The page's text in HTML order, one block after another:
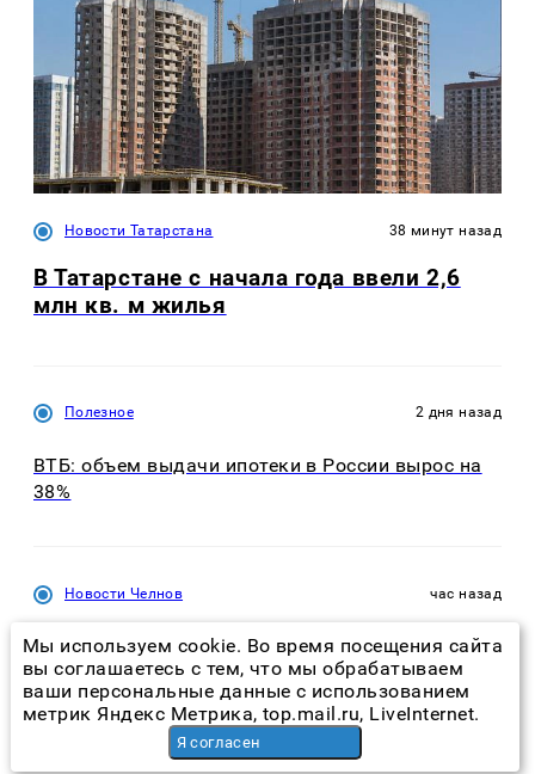
Новости Татарстана 38 минут назад
В Татарстане с начала года ввели 2,6
млн кв. м жилья
Полезное 2 дня назад
ВТБ: объем выдачи ипотеки в России вырос на
38%
Новости Челнов час назад
В Челнах мужчина пострадал при хлопке газа на
балконе
Мы используем cookie. Во время посещения сайта
вы соглашаетесь с тем, что мы обрабатываем
ваши персональные данные с использованием
метрик Яндекс Метрика, top.mail.ru, LiveInternet.
Я согласен